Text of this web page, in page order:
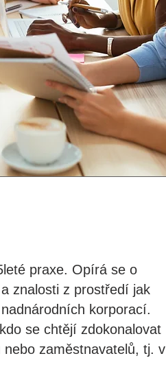
praxe. Opírá se o
znalosti z prostředí jak
korporací.
se chtějí zdokonalovat
zaměstnavatelů, tj. v